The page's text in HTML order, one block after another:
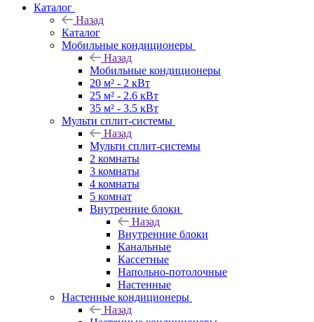
Каталог
Назад
Каталог
Мобильные кондиционеры
Назад
Мобильные кондиционеры
20 м² - 2 кВт
25 м² - 2.6 кВт
35 м² - 3.5 кВт
Мульти сплит-системы
Назад
Мульти сплит-системы
2 комнаты
3 комнаты
4 комнаты
5 комнат
Внутренние блоки
Назад
Внутренние блоки
Канальные
Кассетные
Напольно-потолочные
Настенные
Настенные кондиционеры
Назад